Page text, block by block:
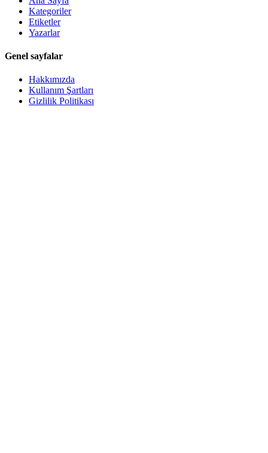
Kategoriler
Etiketler
Yazarlar
Genel sayfalar
Hakkımızda
Kullanım Şartları
Gizlilik Politikası